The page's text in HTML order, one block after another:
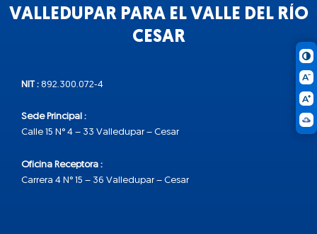
VALLEDUPAR PARA EL VALLE DEL RÍO
CESAR
NIT : 892.300.072-4
Sede Principal :
Calle 15 N° 4 – 33 Valledupar – Cesar
Oficina Receptora :
Carrera 4 N° 15 – 36 Valledupar – Cesar